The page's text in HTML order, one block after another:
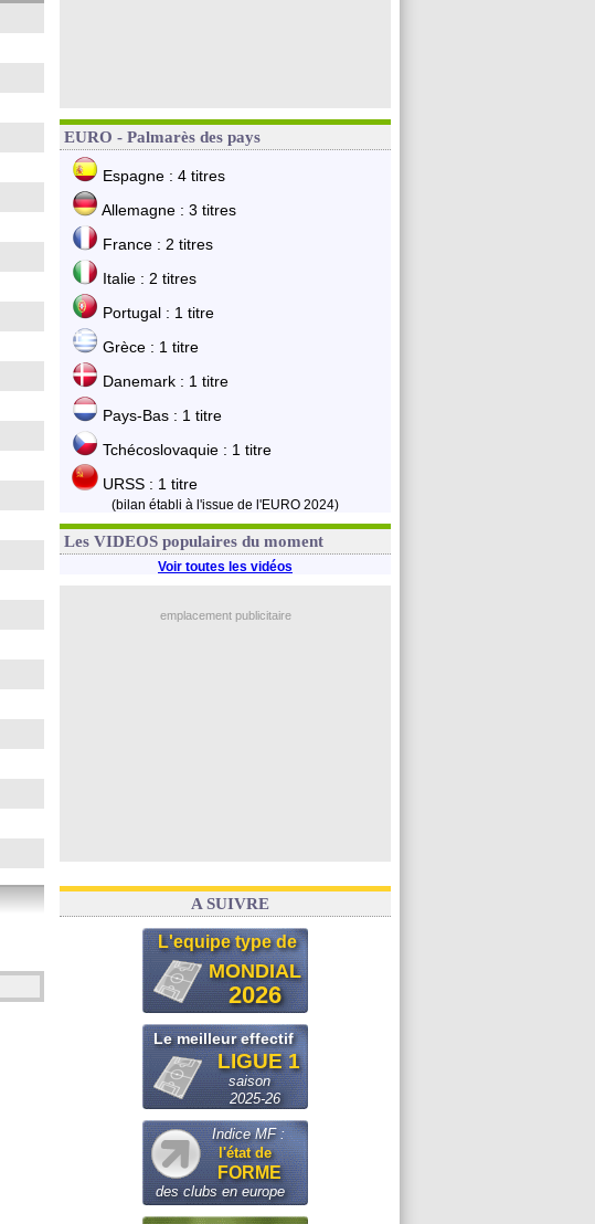
EURO - Palmarès des pays
Espagne : 4 titres
Allemagne : 3 titres
France : 2 titres
Italie : 2 titres
Portugal : 1 titre
Grèce : 1 titre
Danemark : 1 titre
Pays-Bas : 1 titre
Tchécoslovaquie : 1 titre
URSS : 1 titre
(bilan établi à l'issue de l'EURO 2024)
Les VIDEOS populaires du moment
Voir toutes les vidéos
emplacement publicitaire
A SUIVRE
L'equipe type de
MONDIAL
2026
Le meilleur effectif
LIGUE 1
saison
2025-26
Indice MF :
l'état de
FORME
des clubs en europe